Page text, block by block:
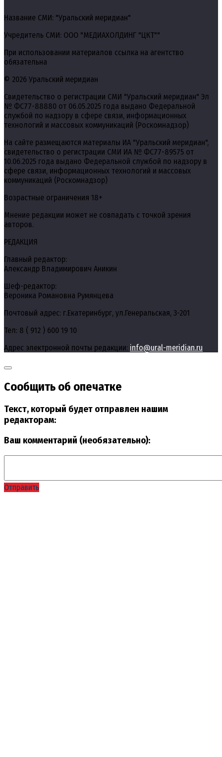
Название СМИ: "Уральский меридиан"
Учредитель СМИ: ООО "МЕДИАХОЛДИНГ "ЦКТ""
При использовании материалов ссылка на агентство
обязательна
© 2026 Уральский меридиан
Свидетельство о регистрации СМИ "Уральский меридиан" Эл
№ ФС77-88880 от 06.05.2025 года выдано Федеральной
службой по надзору в сфере связи, информационных
технологий и массовых коммуникаций (Роскомнадзор)
На сайте размещаются материалы ИА "Уральский меридиан",
свидетельство о регистрации СМИ ИА № ФС77-89575 от
10.06.2025 года выдано Федеральной службой по надзору в
сфере связи, информационных технологий и массовых
коммуникаций (Роскомнадзор)
Возрастные ограничения 18+
Мнение редакции может не совпадать с точкой зрения
авторов.
РЕДАКЦИЯ
Главный редактор:
Александр Владимирович Аникин
Шеф-редактор:
Вероника Романовна Румянцева
Почтовый адрес: г.Екатеринбург, ул.Генеральская, 3-201
Тел: 8 ( 912 ) 600 19 10
Адрес электронной почты редакции: info@ural-meridian.ru
Сообщить об опечатке
Текст, который будет отправлен нашим
редакторам:
Ваш комментарий (необязательно):
Отправить